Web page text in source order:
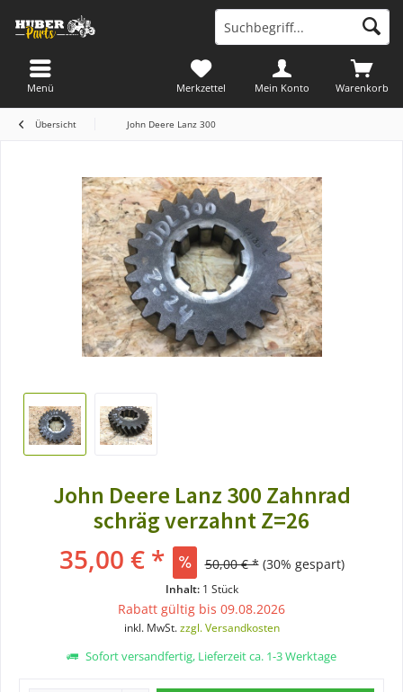
Warenkorb
Merkzettel Mein Konto
Menü
Übersicht John Deere Lanz 300
John Deere Lanz 300 Zahnrad
schräg verzahnt Z=26
35,00 € * 50,00 € * (30% gespart)
Inhalt: 1 Stück
Rabatt gültig bis 09.08.2026
inkl. MwSt.zzgl. Versandkosten
Sofort versandfertig, Lieferzeit ca. 1-3 Werktage